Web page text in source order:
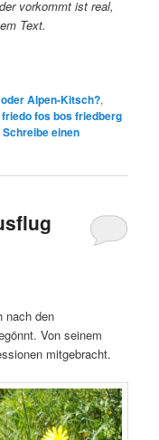
vorkommt ist real,
Text.
Alpen-Kitsch?,
friedo fos bos friedberg
Schreibe einen
nach den
Von seinem
mitgebracht.